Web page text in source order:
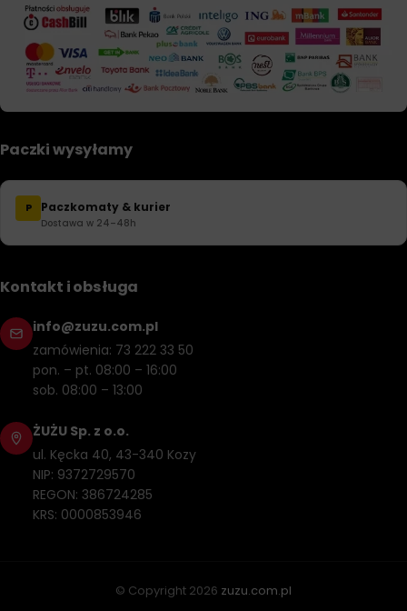
Paczki wysyłamy
P Paczkomaty & kurier
Dostawa w 24–48h
Kontakt i obsługa
info@zuzu.com.pl
zamówienia: 73 222 33 50
pon. – pt. 08:00 – 16:00
sob. 08:00 – 13:00
ŻUŻU Sp. z o.o.
ul. Kęcka 40, 43-340 Kozy
NIP: 9372729570
REGON: 386724285
KRS: 0000853946
© Copyright 2026 zuzu.com.pl